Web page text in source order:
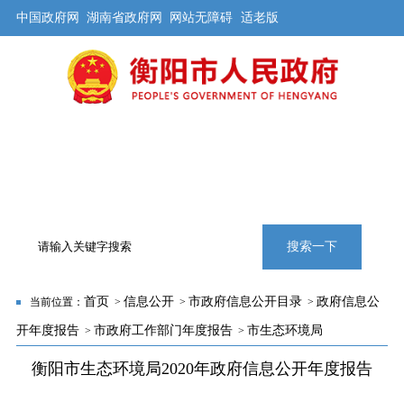
中国政府网 湖南省政府网 网站无障碍 适老版
搜索一下
当前位置： 首页 > 信息公开> 市政府信息公开目录> 政府信息公
开年度报告> 市政府工作部门年度报告> 市生态环境局
衡阳市生态环境局2020年政府信息公开年度报告